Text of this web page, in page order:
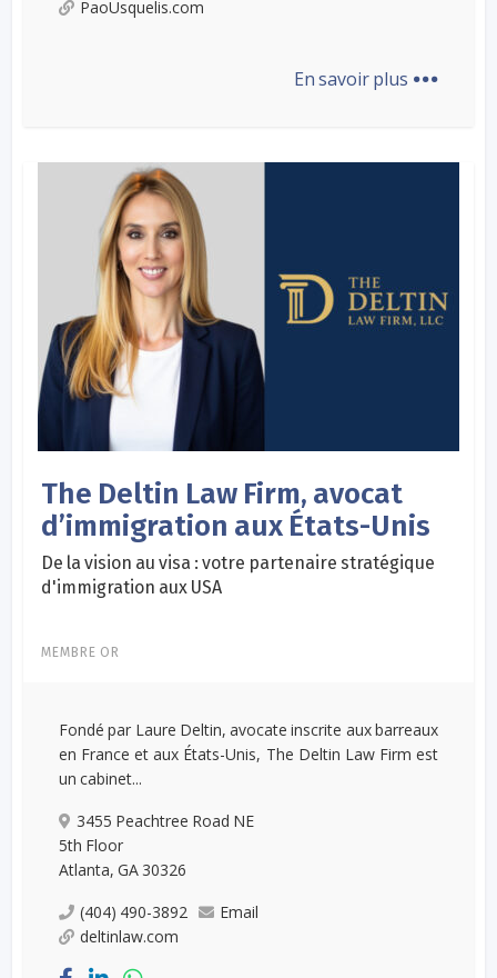
PaoUsquelis.com
En savoir plus ...
The Deltin Law Firm, avocat
d’immigration aux États-Unis
De la vision au visa : votre partenaire stratégique
d'immigration aux USA
MEMBRE OR
Fondé par Laure Deltin, avocate inscrite aux barreaux
en France et aux États-Unis, The Deltin Law Firm est
un cabinet...
3455 Peachtree Road NE
5th Floor
Atlanta, GA 30326
(404) 490-3892
Email
deltinlaw.com